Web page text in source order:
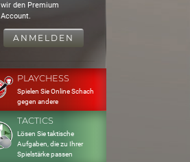
wir den Premium
Account.
ANMELDEN
PLAYCHESS
Spielen Sie Online Schach
gegen andere
TACTICS
Lösen Sie taktische
Aufgaben, die zu Ihrer
Spielstärke passen